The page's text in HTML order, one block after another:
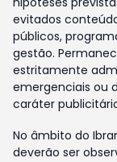
evitados
públicos,
gestão.
estritamente
emergenciais ou
caráter
No âmbito do
deverão ser